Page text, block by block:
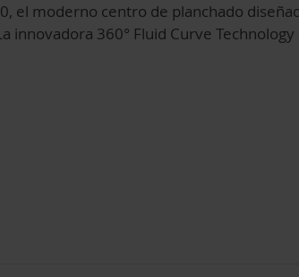
el moderno centro de planchado
360° Fluid Curve Technology